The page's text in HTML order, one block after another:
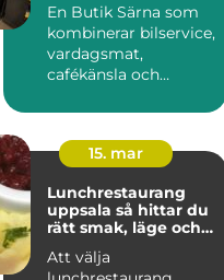
En Butik Särna som
kombinerar bilservice,
vardagsmat,
cafékänsla och
spelar en större...
15. mar
Lunchrestaurang
uppsala så hittar du
rätt smak, läge och
Att välja